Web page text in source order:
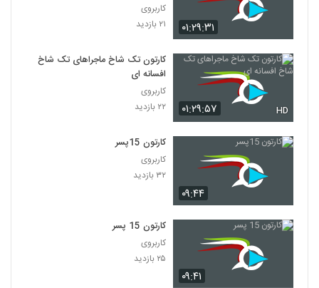
۰۱:۲۹:۳۱
کاربروی
۲۱ بازدید
۰۱:۲۹:۵۷ HD
کارتون تک شاخ ماجراهای تک شاخ
افسانه ای
کاربروی
۲۲ بازدید
۰۹:۴۴
کارتون 15پسر
کاربروی
۳۲ بازدید
۰۹:۴۱
کارتون 15 پسر
کاربروی
۲۵ بازدید